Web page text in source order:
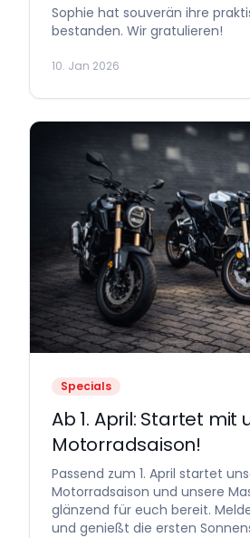
Sophie hat souverän ihre
bestanden. Wir gratulieren!
10. Jan 2026
Specials
Ab 1. April: Startet mit
Motorradsaison!
Passend zum 1. April startet
Motorradsaison und unsere
glänzend für euch bereit.
und genießt die ersten